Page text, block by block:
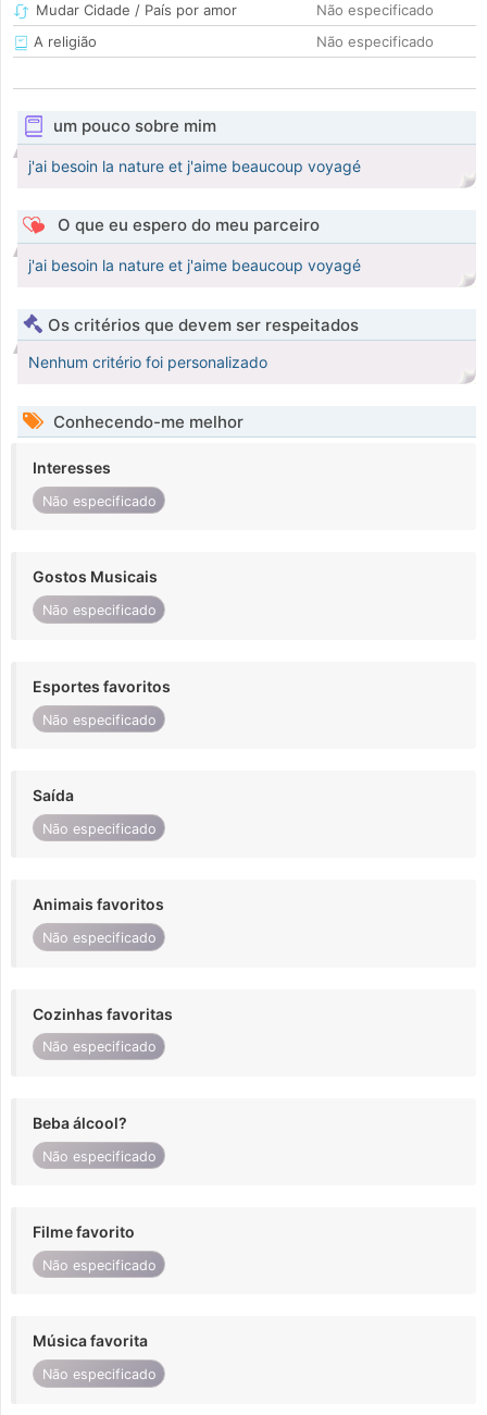
Mudar Cidade / País por amor
Não especificado
A religião
Não especificado
um pouco sobre mim
j'ai besoin la nature et j'aime beaucoup voyagé
O que eu espero do meu parceiro
j'ai besoin la nature et j'aime beaucoup voyagé
Os critérios que devem ser respeitados
Nenhum critério foi personalizado
Conhecendo-me melhor
Interesses
Não especificado
Gostos Musicais
Não especificado
Esportes favoritos
Não especificado
Saída
Não especificado
Animais favoritos
Não especificado
Cozinhas favoritas
Não especificado
Beba álcool?
Não especificado
Filme favorito
Não especificado
Música favorita
Não especificado